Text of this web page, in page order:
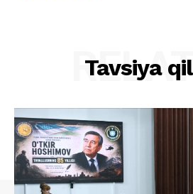
Tavsiya